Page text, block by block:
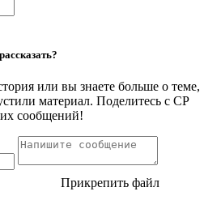
или вы знаете больше о теме,
материал. Поделитесь с СР
сообщений!
Прикрепить файл